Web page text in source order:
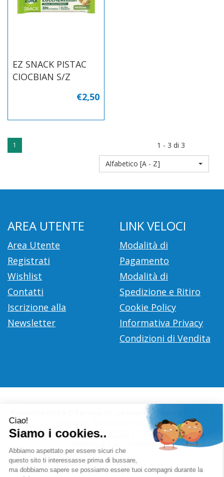
EZ SNACK PISTAC
CIOCBIAN S/Z
€2,50
1
1 - 3 di 3
Alfabetico [A - Z]
AREA UTENTE
Area Utente
Registrati
Wishlist
Contatti
Iscrizione alla
Newsletter
LINK VELOCI
Modalità di
Pagamento
Modalità di
Spedizione e Ritiro
Cookie Policy
Informativa Privacy
Condizioni di Vendita
Farmacia Città D'Europa Dr. Leonardo Gaoni
d'Europa, 700 00144 Roma (RM)
info@farmace.it|Tel.: 065290252
| P.Iva: 09281581000 |